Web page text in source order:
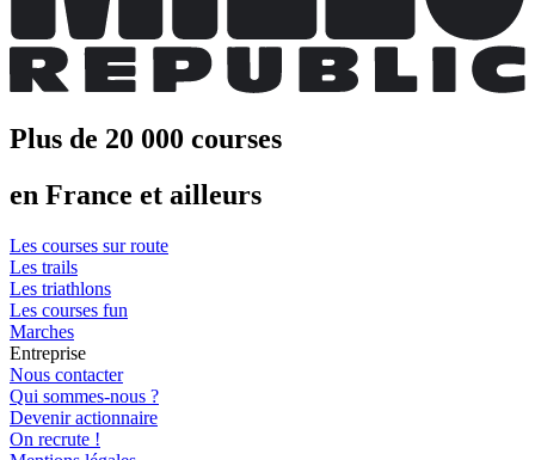
Plus de 20 000 courses
en France et ailleurs
Les courses sur route
Les trails
Les triathlons
Les courses fun
Marches
Entreprise
Nous contacter
Qui sommes-nous ?
Devenir actionnaire
On recrute !